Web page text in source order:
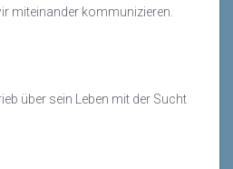
miteinander kommunizieren.
über sein Leben mit der Sucht